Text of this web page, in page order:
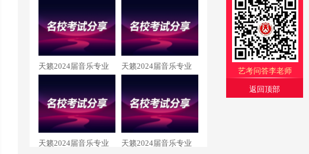
录取 录取
天籁2024届音乐专业 天籁2024届音乐专业
天籁2024届音乐专业 天籁2024届音乐专业
艺考问答李老师
返回顶部